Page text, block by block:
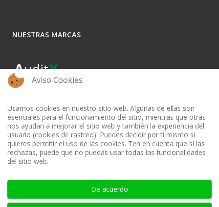
NUESTRAS MARCAS
BIBLIOTECA AUDITOOL - ISSN: 2665-1696 y 2665-3508
Aviso Cookies
Usamos cookies en nuestro sitio web. Algunas de ellas son
esenciales para el funcionamiento del sitio, mientras que otras
nos ayudan a mejorar el sitio web y también la experiencia del
usuario (cookies de rastreo). Puedes decidir por ti mismo si
quieres permitir el uso de las cookies. Ten en cuenta que si las
rechazas, puede que no puedas usar todas las funcionalidades
del sitio web.
De acuerdo